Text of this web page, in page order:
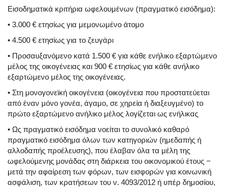
Εισοδηματικά κριτήρια ωφελουμένων (πραγματικό εισόδημα):
• 3.000 € ετησίως για μεμονωμένο άτομο
• 4.500 € ετησίως για το ζευγάρι
• Προσαυξανόμενο κατά 1.500 € για κάθε ενήλικο εξαρτώμενο
μέλος της οικογένειας και 900 € ετησίως για κάθε ανήλικο
εξαρτώμενο μέλος της οικογένειας.
• Στη μονογονεϊκή οικογένεια (οικογένεια που προστατεύεται
από έναν μόνο γονέα, άγαμο, σε χηρεία ή διαξευγμένο) το
πρώτο εξαρτώμενο ανήλικο μέλος λογίζεται ως ενήλικας
• Ως πραγματικό εισόδημα νοείται το συνολικό καθαρό
πραγματικό εισόδημα όλων των κατηγοριών (ημεδαπής ή
αλλοδαπής προέλευσης), που έλαβαν όλα τα μέλη της
ωφελούμενης μονάδας στη διάρκεια του οικονομικού έτους −
μετά την αφαίρεση των φόρων, των εισφορών για κοινωνική
ασφάλιση, των κρατήσεων του ν. 4093/2012 ή υπέρ δημοσίου,